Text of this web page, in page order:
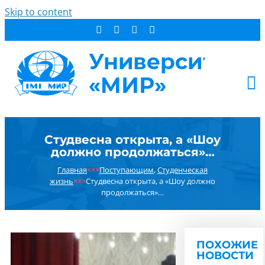
Skip to content
СТУДЕНТУ
ОБ УНИВЕРСИТЕТЕ
РЕЗУЛЬТАТ ПОИСКА:
Студвесна открыта, а «Шоу
должно продолжаться»…
Главная×××Поступающим,Студенческая
жизнь×××Студвесна открыта, а «Шоу должно
продолжаться»…
ПОХОЖИЕ
НОВОСТИ